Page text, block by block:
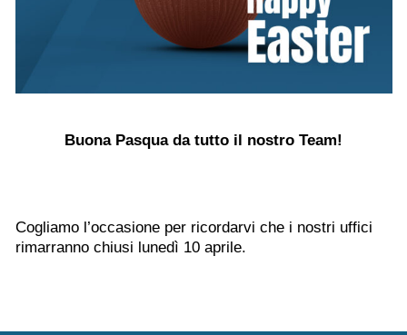
Buona Pasqua da tutto il nostro Team!
Cogliamo l’occasione per ricordarvi che i nostri uffici
rimarranno chiusi lunedì 10 aprile.